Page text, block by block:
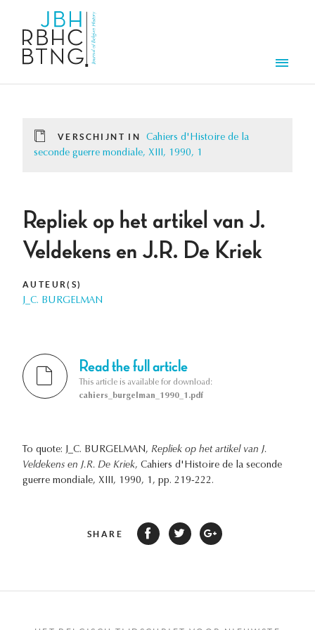
VERSCHIJNT IN
Cahiers d'Histoire de la
seconde guerre mondiale, XIII, 1990, 1
Repliek op het artikel van J.
Veldekens en J.R. De Kriek
AUTEUR(S)
J_C. BURGELMAN
Read the full article
This article is available for download:
cahiers_burgelman_1990_1.pdf
To quote: J_C. BURGELMAN, Repliek op het artikel van J.
Veldekens en J.R. De Kriek, Cahiers d'Histoire de la seconde
guerre mondiale, XIII, 1990, 1, pp. 219-222.
SHARE